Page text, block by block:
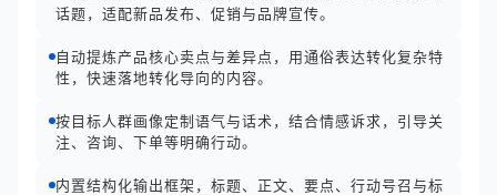
话题，适配新品发布、促销与品牌宣传。
自动提炼产品核心卖点与差异点，用通俗表达转化复杂特
性，快速落地转化导向的内容。
按目标人群画像定制语气与话术，结合情感诉求，引导关
注、咨询、下单等明确行动。
内置结构化输出框架，标题、正文、要点、行动号召与标